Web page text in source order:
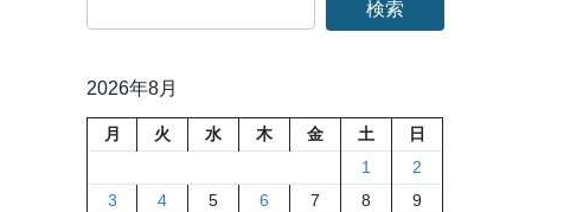
2026年8月
月 火 水 木 金 土
日
1
2
3
4 5 6 7 8
9